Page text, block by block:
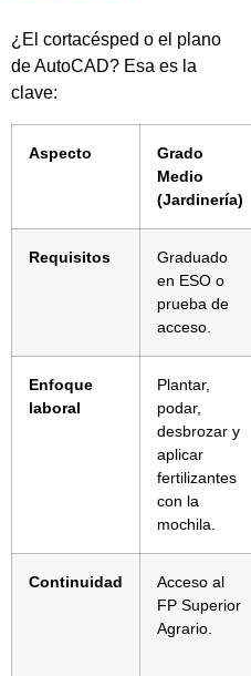
¿El cortacésped o el plano
de AutoCAD? Esa es la
clave:
Aspecto
Grado
Medio
(Jardinería)
Requisitos
Graduado
en ESO o
prueba de
acceso.
Enfoque
laboral
Plantar,
podar,
desbrozar y
aplicar
fertilizantes
con la
mochila.
Continuidad
Acceso al
FP Superior
Agrario.